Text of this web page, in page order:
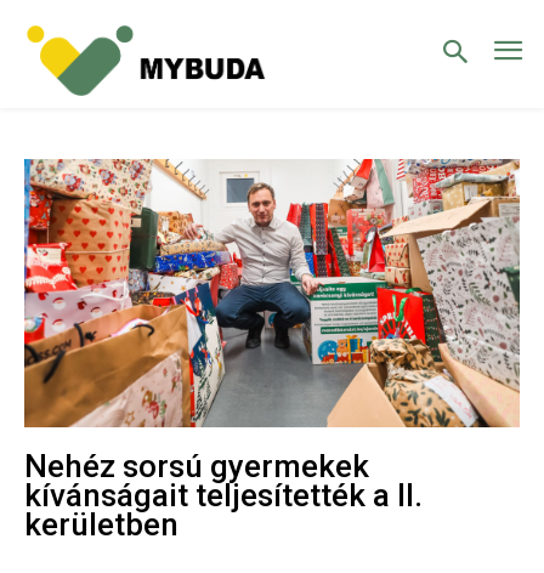
Nehéz sorsú gyermekek
kívánságait teljesítették a II.
kerületben